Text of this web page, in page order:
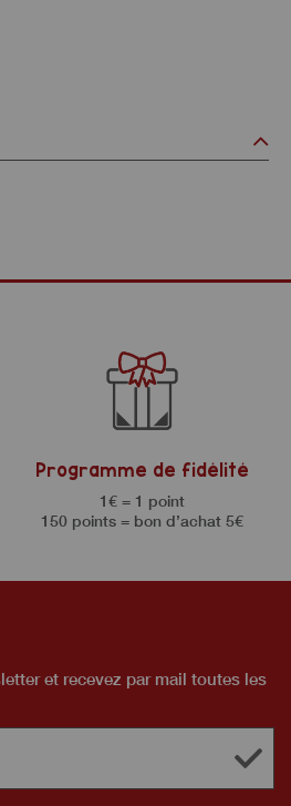
Programme de fidélité
1€ = 1 point
150 points = bon d’achat 5€
et recevez par mail toutes les